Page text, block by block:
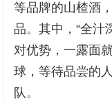
等品牌的山楂酒
品。其中，“全汁
对优势，一露面
球，等待品尝的
队。